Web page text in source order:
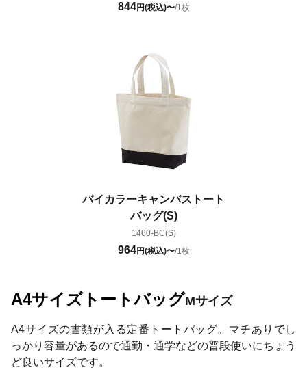
844円(税込)〜/1枚
バイカラーキャンバストート
バッグ(S)
1460-BC(S)
964円(税込)〜/1枚
A4サイズトートバッグMサイズ
A4サイズの書類が入る定番トートバッグ。マチありでし
っかり容量があるので通勤・通学などの普段使いにちょう
ど良いサイズです。